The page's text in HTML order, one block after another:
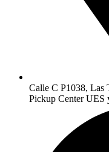
Calle C P1038, Las
Pickup Center UES